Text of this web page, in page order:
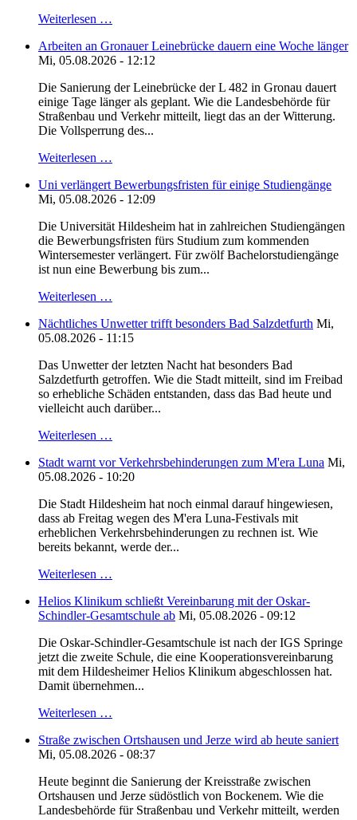
Weiterlesen …
Arbeiten an Gronauer Leinebrücke dauern eine Woche länger
Mi, 05.08.2026 - 12:12
Die Sanierung der Leinebrücke der L 482 in Gronau dauert
einige Tage länger als geplant. Wie die Landesbehörde für
Straßenbau und Verkehr mitteilt, liegt das an der Witterung.
Die Vollsperrung des...
Weiterlesen …
Uni verlängert Bewerbungsfristen für einige Studiengänge
Mi, 05.08.2026 - 12:09
Die Universität Hildesheim hat in zahlreichen Studiengängen
die Bewerbungsfristen fürs Studium zum kommenden
Wintersemester verlängert. Für zwölf Bachelorstudiengänge
ist nun eine Bewerbung bis zum...
Weiterlesen …
Nächtliches Unwetter trifft besonders Bad Salzdetfurth Mi,
05.08.2026 - 11:15
Das Unwetter der letzten Nacht hat besonders Bad
Salzdetfurth getroffen. Wie die Stadt mitteilt, sind im Freibad
so erhebliche Schäden entstanden, dass das Bad heute und
vielleicht auch darüber...
Weiterlesen …
Stadt warnt vor Verkehrsbehinderungen zum M'era Luna Mi,
05.08.2026 - 10:20
Die Stadt Hildesheim hat noch einmal darauf hingewiesen,
dass ab Freitag wegen des M'era Luna-Festivals mit
erheblichen Verkehrsbehinderungen zu rechnen ist. Wie
bereits bekannt, werde der...
Weiterlesen …
Helios Klinikum schließt Vereinbarung mit der Oskar-
Schindler-Gesamtschule ab Mi, 05.08.2026 - 09:12
Die Oskar-Schindler-Gesamtschule ist nach der IGS Springe
jetzt die zweite Schule, die eine Kooperationsvereinbarung
mit dem Hildesheimer Helios Klinikum abgeschlossen hat.
Damit übernehmen...
Weiterlesen …
Straße zwischen Ortshausen und Jerze wird ab heute saniert
Mi, 05.08.2026 - 08:37
Heute beginnt die Sanierung der Kreisstraße zwischen
Ortshausen und Jerze südöstlich von Bockenem. Wie die
Landesbehörde für Straßenbau und Verkehr mitteilt, werden